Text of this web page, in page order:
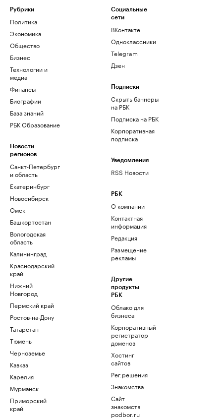
Рубрики
Политика
Экономика
Общество
Бизнес
Технологии и
медиа
Финансы
Биографии
База знаний
РБК Образование
Новости
регионов
Санкт-Петербург
и область
Екатеринбург
Новосибирск
Омск
Башкортостан
Вологодская
область
Калининград
Краснодарский
край
Нижний
Новгород
Пермский край
Ростов-на-Дону
Татарстан
Тюмень
Черноземье
Кавказ
Карелия
Мурманск
Приморский
край
Социальные
сети
ВКонтакте
Одноклассники
Telegram
Дзен
Подписки
Скрыть баннеры
на РБК
Подписка на РБК
Корпоративная
подписка
Уведомления
RSS Новости
РБК
О компании
Контактная
информация
Редакция
Размещение
рекламы
Другие
продукты
РБК
Облако для
бизнеса
Корпоративный
регистратор
доменов
Хостинг
сайтов
Рег.решения
Знакомства
Сайт
знакомств
podbor.ru